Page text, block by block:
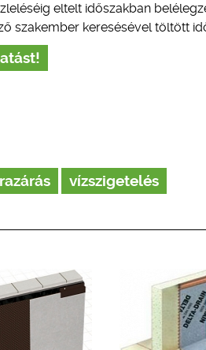
eltelt időszakban
szakember keresésével töltött
vízszigetelés